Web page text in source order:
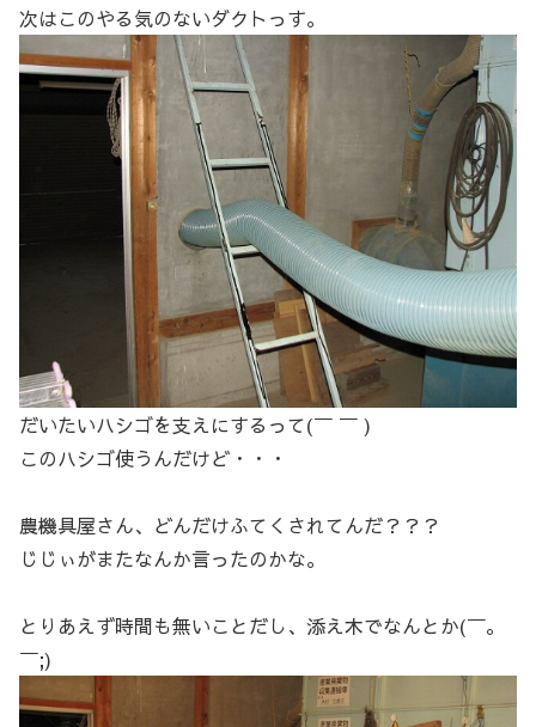
次はこのやる気のないダクトっす。
だいたいハシゴを支えにするって(￣ ￣ )
このハシゴ使うんだけど・・・
農機具屋さん、どんだけふてくされてんだ？？？
じじぃがまたなんか言ったのかな。
とりあえず時間も無いことだし、添え木でなんとか(￣。
￣;)